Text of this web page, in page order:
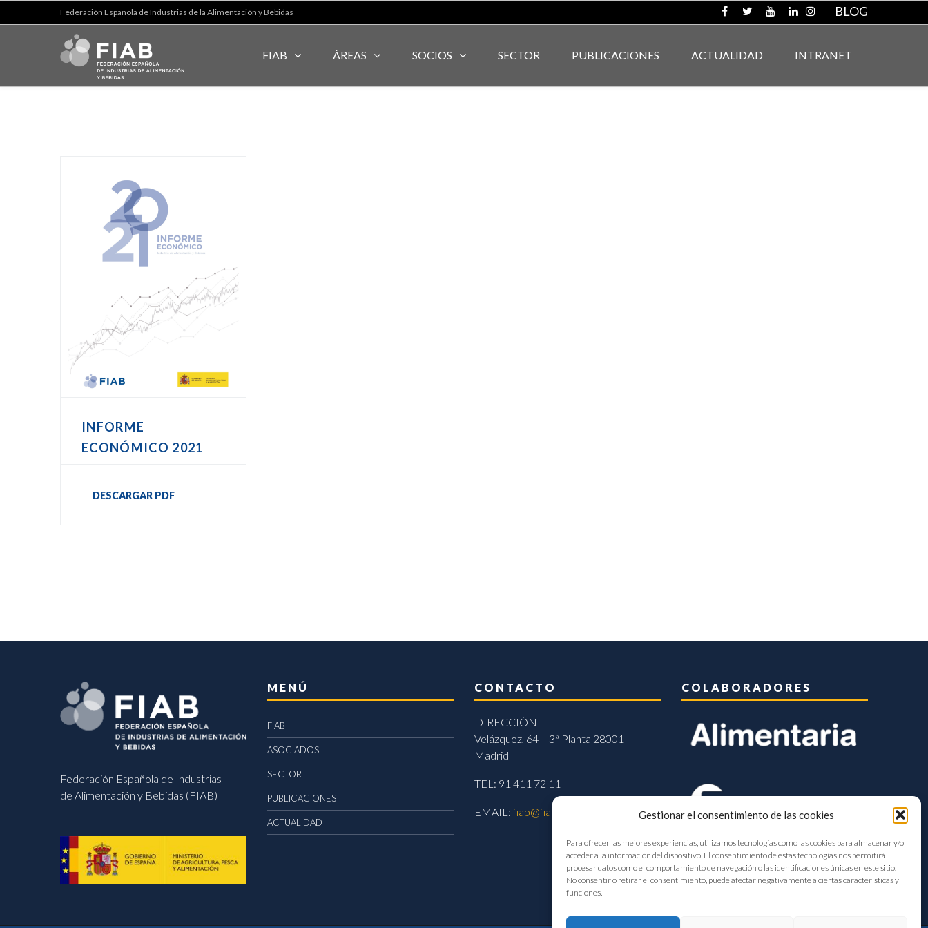
Gestionar el consentimiento de las cookies
Para ofrecer las mejores experiencias, utilizamos tecnologías como las cookies para almacenar y/o
acceder a la información del dispositivo. El consentimiento de estas tecnologías nos permitirá
procesar datos como el comportamiento de navegación o las identificaciones únicas en este sitio.
No consentir o retirar el consentimiento, puede afectar negativamente a ciertas características y
funciones.
Federación Española de Industrias de la Alimentación y Bebidas BLOG
FIAB ÁREAS SOCIOS SECTOR PUBLICACIONES ACTUALIDAD INTRANET
INFORME
ECONÓMICO 2021
DESCARGAR PDF
Federación Española de Industrias
de Alimentación y Bebidas (FIAB)
MENÚ
FIAB
ASOCIADOS
SECTOR
PUBLICACIONES
ACTUALIDAD
CONTACTO
DIRECCIÓN
Velázquez, 64 – 3ª Planta 28001 |
Madrid
TEL: 91 411 72 11
EMAIL:fiab@fiab.es
COLABORADORES